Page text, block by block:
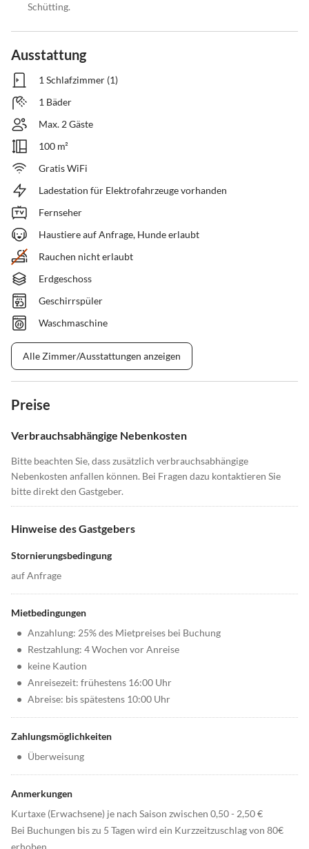
Schütting.
Ausstattung
1 Schlafzimmer (1)
1 Bäder
Max. 2 Gäste
100 m²
Gratis WiFi
Ladestation für Elektrofahrzeuge vorhanden
Fernseher
Haustiere auf Anfrage, Hunde erlaubt
Rauchen nicht erlaubt
Erdgeschoss
Geschirrspüler
Waschmaschine
Alle Zimmer/Ausstattungen anzeigen
Preise
Verbrauchsabhängige Nebenkosten
Bitte beachten Sie, dass zusätzlich verbrauchsabhängige
Nebenkosten anfallen können. Bei Fragen dazu kontaktieren Sie
bitte direkt den Gastgeber.
Hinweise des Gastgebers
Stornierungsbedingung
auf Anfrage
Mietbedingungen
• Anzahlung: 25% des Mietpreises bei Buchung
• Restzahlung: 4 Wochen vor Anreise
• keine Kaution
• Anreisezeit: frühestens 16:00 Uhr
• Abreise: bis spätestens 10:00 Uhr
Zahlungsmöglichkeiten
• Überweisung
Anmerkungen
Kurtaxe (Erwachsene) je nach Saison zwischen 0,50 - 2,50 €
Bei Buchungen bis zu 5 Tagen wird ein Kurzzeitzuschlag von 80€